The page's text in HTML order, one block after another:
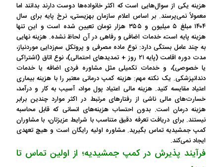
هزینه یکی از سوال‌هایی است که اکثر خانواده‌ها دوست دارند بدانند اما
معمولاً نمی‌پرسند. بر اساس اعلام سازمان بهزیستی، نرخ پایه برای سال
۱۴۰۴ مبلغ ۵ میلیون و ۳۵۵ هزار تومان تعیین شده است و این تنها
هزینه پایه است، خدمات اضافی و رفاهی در آن لحاظ نشده. هزینه نهایی
به چند عامل بستگی دارد: نوع ماده مصرفی و پروتکل سم‌زدایی موردنیاز،
مدت دوره اقامت (پایه ۲۱ روز + تمدیدهای احتمالی)، نوع اتاق (اشتراکی
یا خصوصی)، و خدمات تکمیلی مثل مشاوره فردی اضافه یا خدمات
دندانپزشکی. یک نکته مهم: هزینه کمپ درمانی معتبر را با هزینه بیماری
اعتیاد مقایسه کنید. هزینه مالی اعتیاد پول مواد، آسیب به کار و درآمد،
خسارت‌های مالی ناشی از رفتارهای مرتبط در اکثر موارد چندین برابر
هزینه درمان است. بدون احتساب هزینه‌های انسانی که قابل محاسبه
نیستند. برای دریافت تعرفه دقیق متناسب با شرایط عزیزتان، با مشاوران
کمپ جمشیدیه تماس بگیرید. مشاوره اولیه رایگان است و هیچ تعهدی
ایجاد نمی‌کند.
فرآیند پذیرش در کمپ جمشیدیه؛ از اولین تماس تا